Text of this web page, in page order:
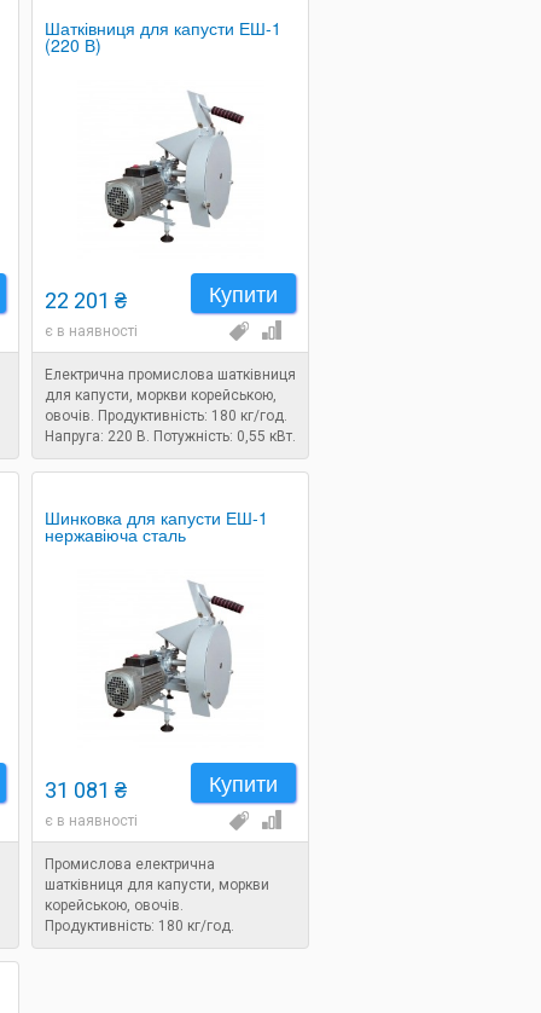
Шатківниця для капусти ЕШ-1
(220 В)
Купити
22 201 ₴
є в наявності
Електрична промислова шатківниця
для капусти, моркви корейською,
овочів. Продуктивність: 180 кг/год.
Напруга: 220 В. Потужність: 0,55 кВт.
Шинковка для капусти ЕШ-1
нержавіюча сталь
Купити
31 081 ₴
є в наявності
Промислова електрична
шатківниця для капусти, моркви
корейською, овочів.
Продуктивність: 180 кг/год.
Напруга: 220 В. Потужність: 0,55 кВт.